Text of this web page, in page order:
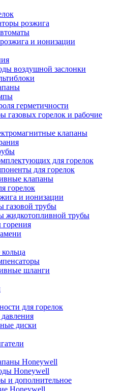
розжига
и ионизации
воздушной заслонки
герметичности
газовых горелок и рабочие
клапаны
для горелок
для горелок
клапаны
горелок
и ионизации
газовой трубы
жидкотопливной трубы
шланги
для горелок
диски
Honeywell
Honeywell
и дополнительное
Honeywell